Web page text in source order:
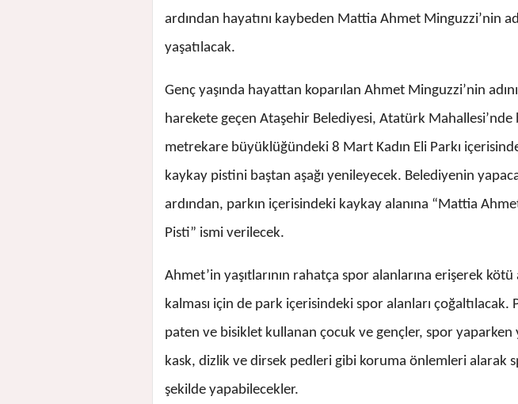
ardından hayatını kaybeden Mattia Ahmet Minguzzi’nin
yaşatılacak.
Genç yaşında hayattan koparılan Ahmet Minguzzi’nin
harekete geçen Ataşehir Belediyesi, Atatürk
metrekare büyüklüğündeki 8 Mart Kadın Eli Parkı
kaykay pistini baştan aşağı yenileyecek. Belediyenin
ardından, parkın içerisindeki kaykay alanına “Mattia
Pisti” ismi verilecek.
Ahmet’in yaşıtlarının rahatça spor alanlarına erişerek kötü
kalması için de park içerisindeki spor alanları çoğaltılacak.
paten ve bisiklet kullanan çocuk ve gençler, spor yaparken
kask, dizlik ve dirsek pedleri gibi koruma önlemleri alarak
şekilde yapabilecekler.